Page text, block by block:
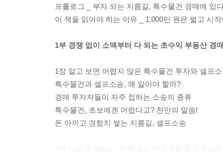
프롤로그 _ 부자 되는 지름길, 특수물건 경매에 있
이 책을 읽어야 하는 이유 _ 1,000만 원은 벌고 시
1부 경쟁 없이 소액부터 다 되는 초수익 부동산 경
1장 알고 보면 어렵지 않은 특수물건 투자와 셀프
특수물건과 셀프소송, 왜 알아야 할까?
경매 투자자들이 자주 접하는 소송의 종류
특수물건, 초보에겐 어렵다고? 천만의 말씀!
돈 아끼고 경험치 쌓는 지름길, 셀프소송